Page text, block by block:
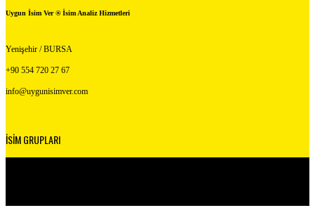
Uygun İsim Ver ® İsim Analiz Hizmetleri
Yenişehir / BURSA
+90 554 720 27 67
info@uygunisimver.com
İSİM GRUPLARI